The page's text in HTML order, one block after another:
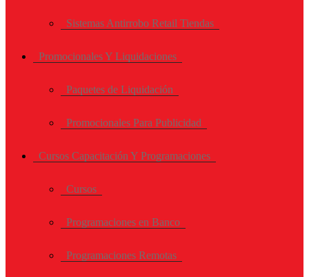
Sistemas Antirrobo Retail Tiendas
Promocionales Y Liquidaciones
Paquetes de Liquidación
Promocionales Para Publicidad
Cursos Capacitación Y Programaciones
Cursos
Programaciones en Banco
Programaciones Remotas